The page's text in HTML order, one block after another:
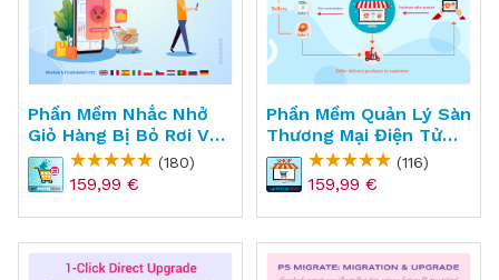
Phần Mềm Nhắc Nhở
Giỏ Hàng Bị Bỏ Rơi Và
Email Marketing Cho
PrestaShop -
Abandoned Cart
Reminder + Auto Email
(180)
159,99 €
Phần Mềm Quản Lý Sàn
Thương Mại Điện Tử
Cho PrestaShop -
Marketplace Builder
(116)
159,99 €